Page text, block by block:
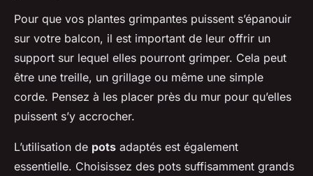
Pour que vos plantes grimpantes puissent s’épanouir
sur votre balcon, il est important de leur offrir un
support sur lequel elles pourront grimper. Cela peut
être une treille, un grillage ou même une simple
corde. Pensez à les placer près du mur pour qu’elles
puissent s’y accrocher.
L’utilisation de pots adaptés est également
essentielle. Choisissez des pots suffisamment grands